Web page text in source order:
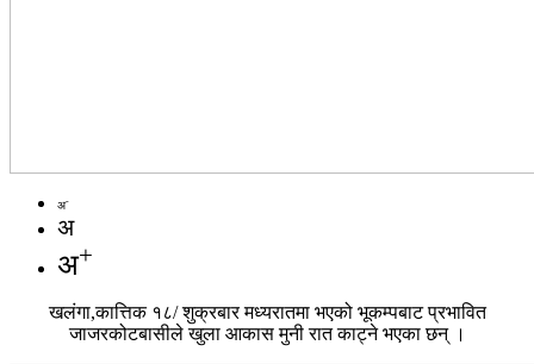
अ-
अ
अ+
खलंगा,कात्तिक १८/ शुक्रबार मध्यरातमा भएको भूकम्पबाट प्रभावित
जाजरकोटबासीले खुला आकास मुनी रात काट्ने भएका छन् ।